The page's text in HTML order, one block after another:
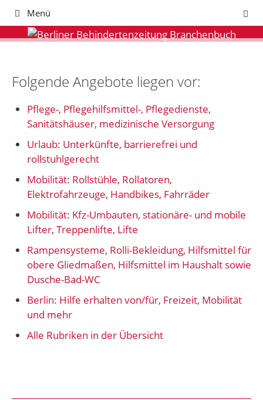
Zum
springen
Menü
Folgende Angebote liegen vor:
Pflege-, Pflegehilfsmittel-, Pflegedienste,
Sanitätshäuser, medizinische Versorgung
Urlaub: Unterkünfte, barrierefrei und
rollstuhlgerecht
Mobilität: Rollstühle, Rollatoren,
Elektrofahrzeuge, Handbikes, Fahrräder
Mobilität: Kfz-Umbauten, stationäre- und mobile
Lifter, Treppenlifte, Lifte
Rampensysteme, Rolli-Bekleidung, Hilfsmittel für
obere Gliedmaßen, Hilfsmittel im Haushalt sowie
Dusche-Bad-WC
Berlin: Hilfe erhalten von/für, Freizeit, Mobilität
und mehr
Alle Rubriken in der Übersicht